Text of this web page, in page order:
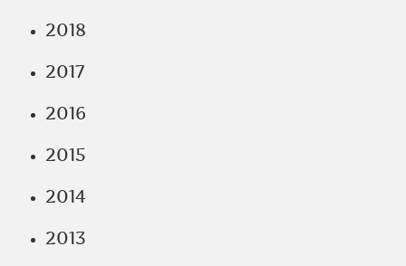
2018
2017
2016
2015
2014
2013